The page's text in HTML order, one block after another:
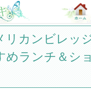
リカンビレッ
めランチ＆シ